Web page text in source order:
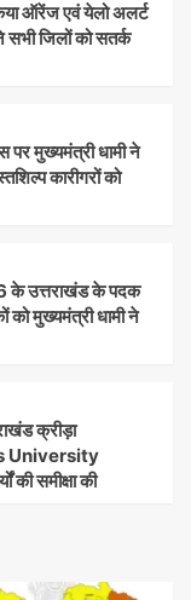
ऑरेंज एवं येलो अलर्ट
सभी जिलों को सतर्क
पर मुख्यमंत्री धामी ने
कारीगरों को
के उत्तराखंड के पदक
को मुख्यमंत्री धामी ने
क्रीड़ा
University
की समीक्षा की